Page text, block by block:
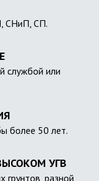
СНиП, СП.
службой или
более 50 лет.
УГВ
грунтов, разной